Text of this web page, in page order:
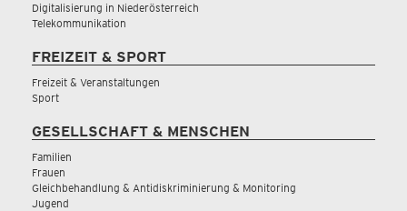
Digitalisierung in Niederösterreich
Telekommunikation
FREIZEIT & SPORT
Freizeit & Veranstaltungen
Sport
GESELLSCHAFT & MENSCHEN
Familien
Frauen
Gleichbehandlung & Antidiskriminierung & Monitoring
Jugend